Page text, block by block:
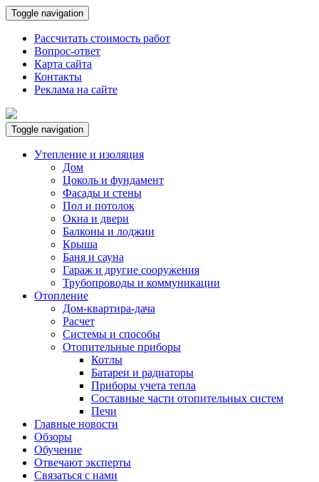
Toggle navigation
Рассчитать стоимость работ
Вопрос-ответ
Карта сайта
Контакты
Реклама на сайте
Toggle navigation
Утепление и изоляция
Дом
Цоколь и фундамент
Фасады и стены
Пол и потолок
Окна и двери
Балконы и лоджии
Крыша
Баня и сауна
Гараж и другие сооружения
Трубопроводы и коммуникации
Отопление
Дом-квартира-дача
Расчет
Системы и способы
Отопительные приборы
Котлы
Батареи и радиаторы
Приборы учета тепла
Составные части отопительных систем
Печи
Главные новости
Обзоры
Обучение
Отвечают эксперты
Связаться с нами